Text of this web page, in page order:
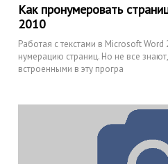
Как пронумеровать
2010
Работая с текстами в Microsoft
нумерацию страниц. Но не все
встроенными в эту програ